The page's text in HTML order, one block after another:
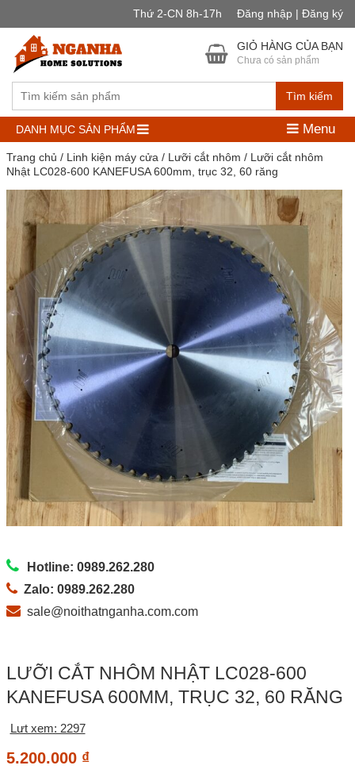
Thứ 2-CN 8h-17h Đăng nhập | Đăng ký
Tìm kiếm
GIỎ HÀNG CỦA BẠN
Chưa có sản phẩm
DANH MỤC SẢN PHẨM Menu
Trang chủ / Linh kiện máy cửa / Lưỡi cắt nhôm / Lưỡi cắt nhôm
Nhật LC028-600 KANEFUSA 600mm, trục 32, 60 răng
Hotline: 0989.262.280
Zalo: 0989.262.280
sale@noithatnganha.com.com
LƯỠI CẮT NHÔM NHẬT LC028-600
KANEFUSA 600MM, TRỤC 32, 60 RĂNG
Lưt xem: 2297
5.200.000 ₫